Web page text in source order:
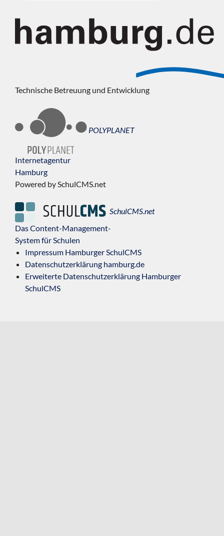
Technische Betreuung und Entwicklung
POLYPLANET
Internetagentur
Hamburg
Powered by SchulCMS.net
SchulCMS.net
Das Content-Management-
System für Schulen
Impressum Hamburger SchulCMS
Datenschutzerklärung hamburg.de
Erweiterte Datenschutzerklärung Hamburger
SchulCMS